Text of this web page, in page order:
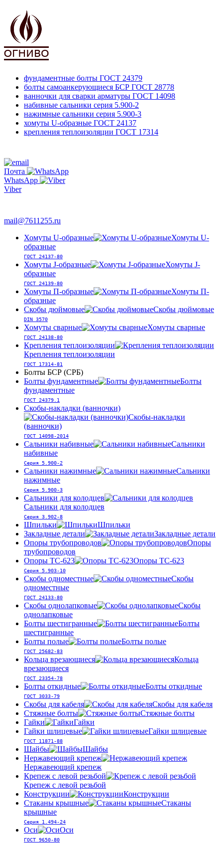
фундаментные болты ГОСТ 24379
болты самоанкерующиеся БСР ГОСТ 28778
ванночки для сварки арматуры ГОСТ 14098
набивные сальники серия 5.900-2
нажимные сальники серия 5.900-3
хомуты U-образные ГОСТ 24137
крепления теплоизоляции ГОСТ 17314
Почта
WhatsApp
Viber
mail@7611255.ru
Хомуты U-образные
Хомуты U-
образные
ГОСТ 24137-80
Хомуты J-образные
Хомуты J-
образные
ГОСТ 24139-80
Хомуты П-образные
Хомуты П-
образные
Скобы дюймовые
Скобы дюймовые
DIN 3570
Хомуты сварные Хомуты сварные
ГОСТ 24138-80
Крепления теплоизоляции
Крепления теплоизоляции
ГОСТ 17314-81
Болты БСР (СРБ)
Болты фундаментные
Болты
фундаментные
ГОСТ 24379.1
Скобы-накладки (ванночки)
Скобы-накладки
(ванночки)
ГОСТ 14098-2014
Сальники набивные
Сальники
набивные
Серия 5.900-2
Сальники нажимные
Сальники
нажимные
Серия 5.900-3
Сальники для колодцев
Сальники для колодцев
Серия 3.902-8
Шпильки
Шпильки
Закладные детали
Закладные детали
Опоры трубопроводов
Опоры
трубопроводов
Опоры ТС-623
Опоры ТС-623
Серия 5.903-10
Скобы одноместные
Скобы
одноместные
ГОСТ 24133-80
Скобы однолапковые
Скобы
однолапковые
Болты шестигранные
Болты
шестигранные
Болты полые
Болты полые
ГОСТ 25682-83
Кольца врезающиеся
Кольца
врезающиеся
ГОСТ 23354-78
Болты откидные Болты откидные
ГОСТ 3033-79
Скобы для кабеля
Скобы для кабеля
Стяжные болты
Стяжные болты
Гайки
Гайки
Гайки шлицевые
Гайки шлицевые
ГОСТ 11871-88
Шайбы
Шайбы
Нержавеющий крепеж
Нержавеющий крепеж
Крепеж с левой резьбой
Крепеж с левой резьбой
Конструкции
Конструкции
Стаканы крышные
Стаканы
крышные
Серия 1.494-24
Оси Оси
ГОСТ 9650-80